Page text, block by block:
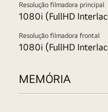
Resolução filmadora principal
1080i (FullHD
Resolução filmadora frontal
1080i (FullHD
MEMÓRIA